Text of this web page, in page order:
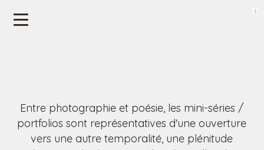
Entre photographie et poésie, les mini-séries /
portfolios sont représentatives d'une ouverture
vers une autre temporalité, une plénitude